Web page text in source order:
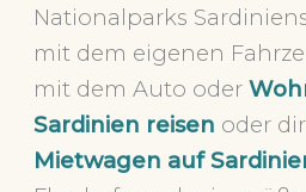
Nationalparks
mit dem eigenen
mit dem Auto oder
Sardinien reisen oder
Mietwagen auf